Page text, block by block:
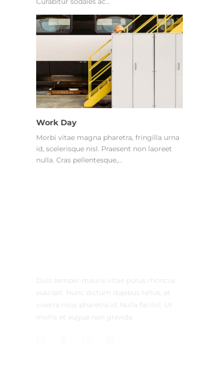
Work Day
Morbi vitae magna pharetra, fringilla urna
id, scelerisque nisl. Praesent non laoreet
nulla. Cras pellentesque,…
Duis semper mauris vitae purus rhoncus
suscipit. Nunc dictum dapibus tellus, at
viverra risus pharetra id. Nulla facilisi. Ut
mollis et augue non gravida.